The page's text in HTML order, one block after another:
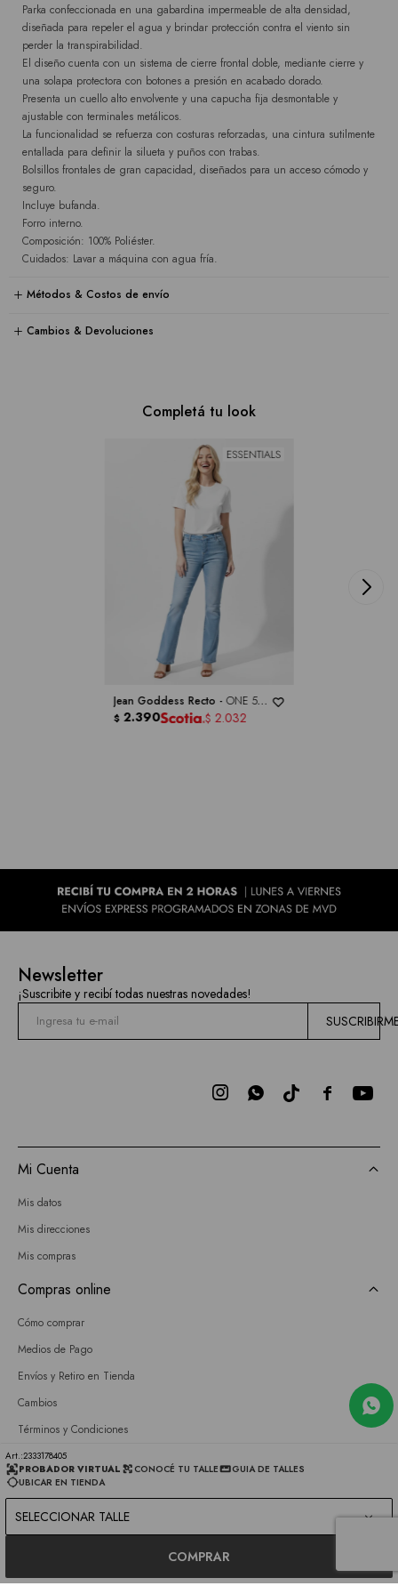
2333178405
PROBADOR VIRTUAL
CONOCÉ TU TALLE
GUIA DE TALLES
UBICAR EN TIENDA
SELECCIONAR TALLE
COMPRAR
Parka confeccionada en una gabardina impermeable de alta densidad,
diseñada para repeler el agua y brindar protección contra el viento sin
perder la transpirabilidad.
El diseño cuenta con un sistema de cierre frontal doble, mediante cierre y
una solapa protectora con botones a presión en acabado dorado.
Presenta un cuello alto envolvente y una capucha fija desmontable y
ajustable con terminales metálicos.
La funcionalidad se refuerza con costuras reforzadas, una cintura sutilmente
entallada para definir la silueta y puños con trabas.
Bolsillos frontales de gran capacidad, diseñados para un acceso cómodo y
seguro.
Incluye bufanda.
Forro interno.
Composición: 100% Poliéster.
Cuidados: Lavar a máquina con agua fría.
Métodos & Costos de envío
Cambios & Devoluciones
Completá tu look
Jean Goddess Recto -ONE 5
ONE
$ 2.390 $ 2.032
Newsletter
¡Suscribite y recibí todas nuestras novedades!

 
Mi Cuenta
Mis datos
Mis direcciones
Mis compras
Compras online
Cómo comprar
Medios de Pago
Envíos y Retiro en Tienda
Cambios
Términos y Condiciones
GIFT CARD
Empresa
Sobre nosotros
Únete a nuestro equipo